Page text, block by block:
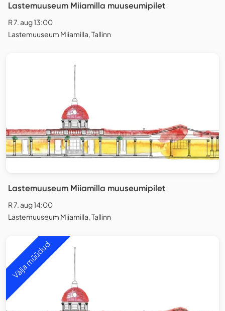
Lastemuuseum Miiamilla muuseumipilet
R 7. aug 13:00
Lastemuuseum Miiamilla, Tallinn
Lastemuuseum Miiamilla muuseumipilet
R 7. aug 14:00
Lastemuuseum Miiamilla, Tallinn
Välja müüdud